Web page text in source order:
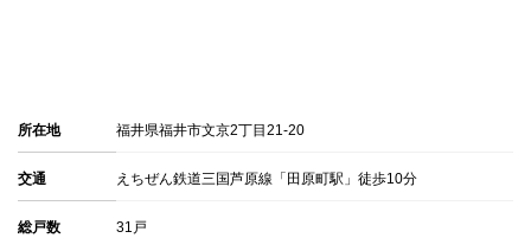
所在地 福井県福井市文京2丁目21-20
交通 えちぜん鉄道三国芦原線「田原町駅」徒歩10分
総戸数 31戸